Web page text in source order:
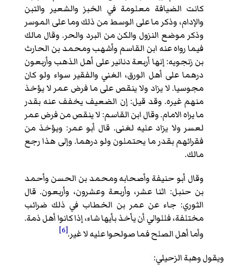
كانت الضيافة معلومة في الخبز والشعير والتبن
والإدام، وذكر ما على الوسط من ذلك وما على الموسر
وذكر موضع النزول والكن من البرد والحر. وقال مالك
فيما رواه عنه ابن القاسم وأشهب ومحمد بن الحارث
بن زنجويه: إنها أربعة دنانير على أهل الذهب وأربعون
درهما على أهل الورق، الغني والفقير سواء ولو كان
مجوسيا. لا يزاد ولا ينقص على ما فرض عمر لا يؤخذ
منهم غيره. وقد قيل: إن الضعيف يخفف عنه بقدر
ما يراه الامام. وقال ابن القاسم: لا ينقص من فرض عمر
لعسر ولا يزاد عليه لغنى. قال أبو عمر: ويؤخذ من
فقرائهم بقدر ما يحتملون ولو درهما. وإلى هذا رجع
مالك.
وقال أبو حنيفة وأصحابه ومحمد بن الحسن وأحمد
بن حنبل: اثنا عشر، وأربعة وعشرون، وأربعون. قال
الثوري: جاء عن عمر بن الخطاب في ذلك ضرائب
مختلفة، فللوالي أن يأخذ بأيها شاء، إذا كانوا أهل ذمة.
وأما أهل الصلح فما صولحوا عليه لا غير.[6]
ويقول وهبة الزحيلي: